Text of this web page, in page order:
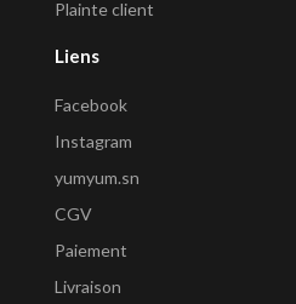
Plainte client
Liens
Facebook
Instagram
yumyum.sn
CGV
Paiement
Livraison